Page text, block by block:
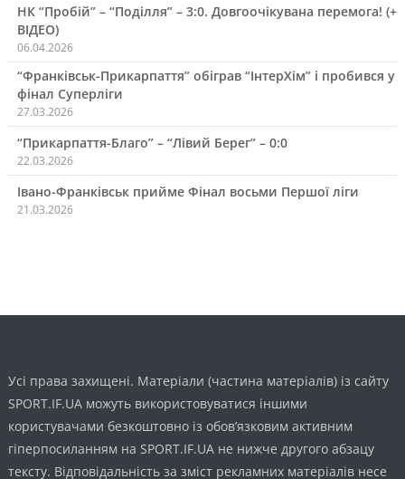
НК “Пробій” – “Поділля” – 3:0. Довгоочікувана перемога! (+
ВІДЕО)
06.04.2026
“Франківськ-Прикарпаття” обіграв “ІнтерХім” і пробився у
фінал Суперліги
27.03.2026
“Прикарпаття-Благо” – “Лівий Берег” – 0:0
22.03.2026
Івано-Франківськ прийме Фінал восьми Першої ліги
21.03.2026
Усі права захищені. Матеріали (частина матеріалів) із сайту
SPORT.IF.UA можуть використовуватися іншими
користувачами безкоштовно із обов’язковим активним
гіперпосиланням на SPORT.IF.UA не нижче другого абзацу
тексту. Відповідальність за зміст рекламних матеріалів несе